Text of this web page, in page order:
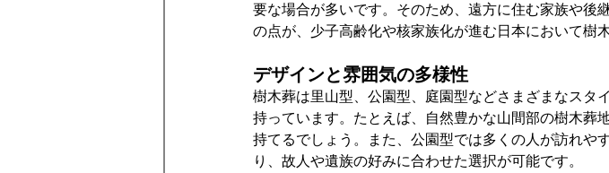
要な場合が多いです。そのため、遠方に住む家族や後
の点が、少子高齢化や核家族化が進む日本において樹
デザインと雰囲気の多様性
樹木葬は里山型、公園型、庭園型などさまざまなスタ
持っています。たとえば、自然豊かな山間部の樹木葬
持てるでしょう。また、公園型では多くの人が訪れや
り、故人や遺族の好みに合わせた選択が可能です。